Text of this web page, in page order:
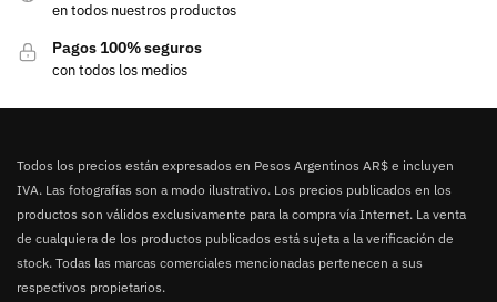
en todos nuestros productos
Pagos 100% seguros
con todos los medios
Todos los precios están expresados en Pesos Argentinos AR$ e incluyen
IVA. Las fotografías son a modo ilustrativo. Los precios publicados en los
productos son válidos exclusivamente para la compra vía Internet. La venta
de cualquiera de los productos publicados está sujeta a la verificación de
stock. Todas las marcas comerciales mencionadas pertenecen a sus
respectivos propietarios.